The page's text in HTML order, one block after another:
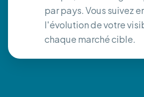
par pays. Vous suivez
l'évolution de votre
chaque marché cible.